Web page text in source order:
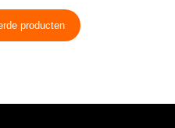
producten